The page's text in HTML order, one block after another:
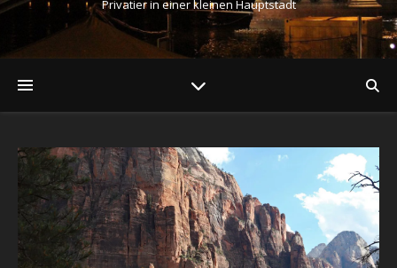
Privatier in einer kleinen Hauptstadt